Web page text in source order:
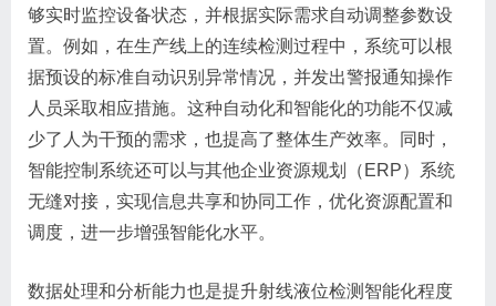
够实时监控设备状态，并根据实际需求自动调整参数设
置。例如，在生产线上的连续检测过程中，系统可以根
据预设的标准自动识别异常情况，并发出警报通知操作
人员采取相应措施。这种自动化和智能化的功能不仅减
少了人为干预的需求，也提高了整体生产效率。同时，
智能控制系统还可以与其他企业资源规划（ERP）系统
无缝对接，实现信息共享和协同工作，优化资源配置和
调度，进一步增强智能化水平。
数据处理和分析能力也是提升射线液位检测智能化程度